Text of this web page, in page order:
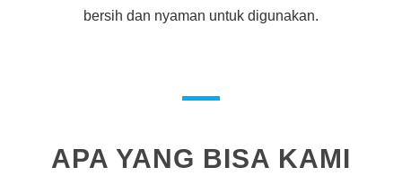
bersih dan nyaman untuk digunakan.
APA YANG BISA KAMI